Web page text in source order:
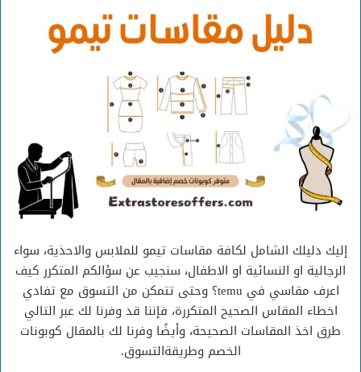
إلكترونيا
إليك دليلك الشامل لكافة مقاسات تيمو للملابس والاحذية، سواء
الرجالية او النسائية او الاطفال، سنجيب عن سؤالكم المتكرر كيف
اعرف مقاسي في temu؟
وحتى تتمكن من التسوق مع تفادي
اخطاء المقاس الصحيح المتكررة، فإننا قد وفرنا لك عبر التالي
طرق اخذ المقاسات الصحيحة، وأيضًا وفرنا لك بالمقال كوبونات
الخصم وطريقةالتسوق.